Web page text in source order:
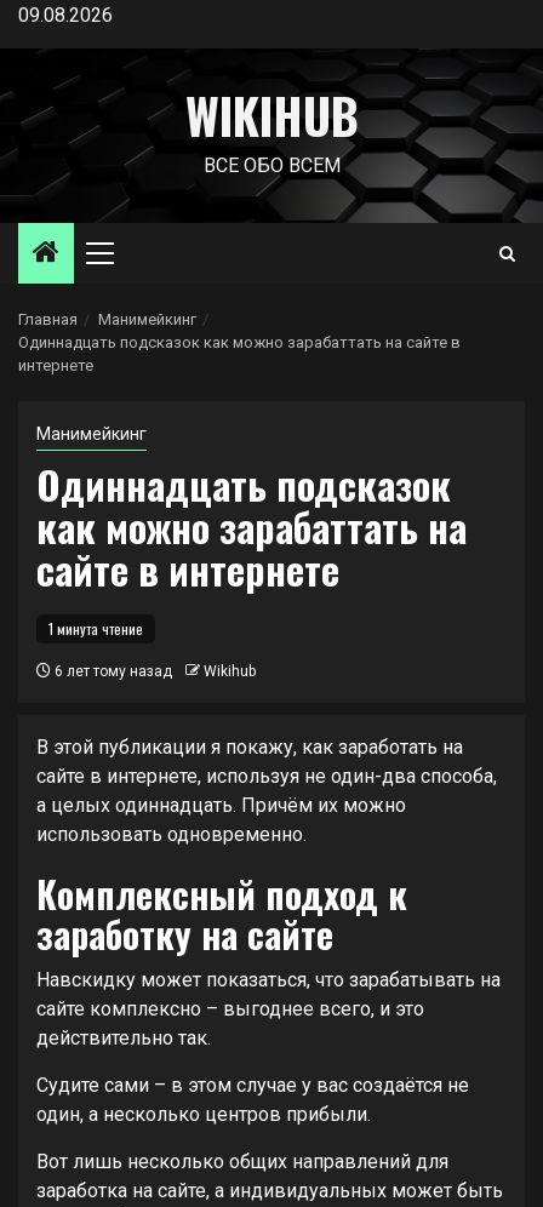
Перейти
содержимому
09.08.2026
WIKIHUB
ВСЕ ОБО ВСЕМ
Основное
Главная
Манимейкинг
Одиннадцать подсказок как можно зарабаттать на сайте в
интернете
Манимейкинг
Одиннадцать подсказок
как можно зарабаттать на
сайте в интернете
1 минута чтение
6 лет тому назад Wikihub
В этой публикации я покажу, как заработать на
сайте в интернете, используя не один-два способа,
а целых одиннадцать. Причём их можно
использовать одновременно.
Комплексный подход к
заработку на сайте
Навскидку может показаться, что зарабатывать на
сайте комплексно – выгоднее всего, и это
действительно так.
Судите сами – в этом случае у вас создаётся не
один, а несколько центров прибыли.
Вот лишь несколько общих направлений для
заработка на сайте, а индивидуальных может быть